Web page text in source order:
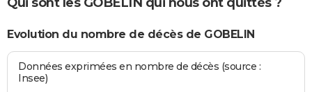
Evolution du nombre de décès de GOBELIN
Données exprimées en nombre de décès (source :
Insee)